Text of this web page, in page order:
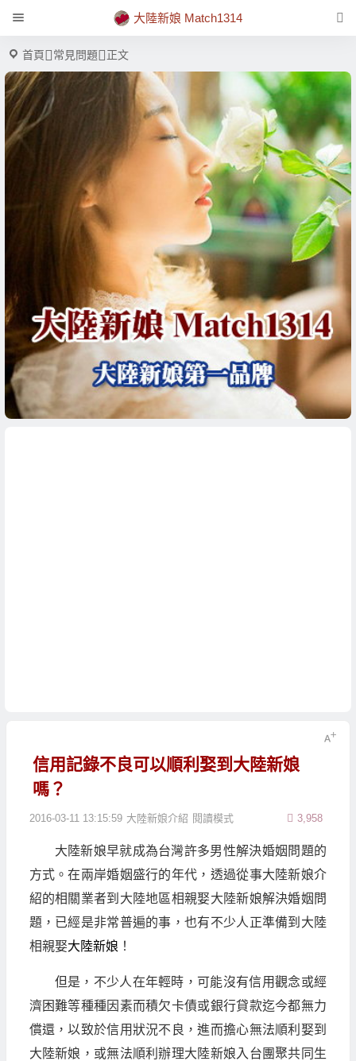
大陸新娘 Match1314
首頁 常見問題 正文
信用記錄不良可以順利娶到大陸新娘
嗎？
2016-03-11 13:15:59 大陸新娘介紹 3,958
閱讀模式
大陸新娘早就成為台灣許多男性解決婚姻問題的
方式。在兩岸婚姻盛行的年代，透過從事大陸新娘介
紹的相關業者到大陸地區相親娶大陸新娘解決婚姻問
題，已經是非常普遍的事，也有不少人正準備到大陸
相親娶大陸新娘 ！
但是，不少人在年輕時，可能沒有信用觀念或經
濟困難等種種因素而積欠卡債或銀行貸款迄今都無力
償還，以致於信用狀況不良，進而擔心無法順利娶到
大陸新娘，或無法順利辦理大陸新娘入台團聚共同生